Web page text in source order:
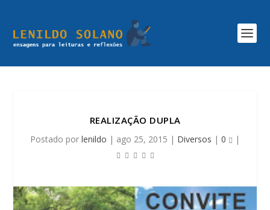
REALIZAÇÃO DUPLA
Postado por lenildo | ago 25, 2015 | Diversos | 0 |